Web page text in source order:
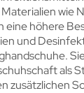
wie
eine höhere
und
als
zusätzlichen